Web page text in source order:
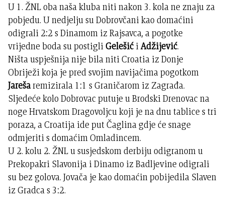
U 1. ŽNL oba naša kluba niti nakon 3. kola ne znaju za
pobjedu. U nedjelju su Dobrovčani kao domaćini
odigrali 2:2 s Dinamom iz Rajsavca, a pogotke
vrijedne boda su postigliGelešić iAdžijević.
Ništa uspješnija nije bila niti Croatia iz Donje
Obriježi koja je pred svojim navijačima pogotkom
Jarešaremizirala 1:1 s Graničarom iz Zagrađa.
Sljedeće kolo Dobrovac putuje u Brodski Drenovac na
noge Hrvatskom Dragovoljcu koji je na dnu tablice s tri
poraza, a Croatija ide put Čaglina gdje će snage
odmjeriti s domaćim Omladincem.
U 2. kolu 2. ŽNL u susjedskom derbiju odigranom u
Prekopakri Slavonija i Dinamo iz Badljevine odigrali
su bez golova. Jovača je kao domaćin pobijedila Slaven
iz Gradca s 3:2.